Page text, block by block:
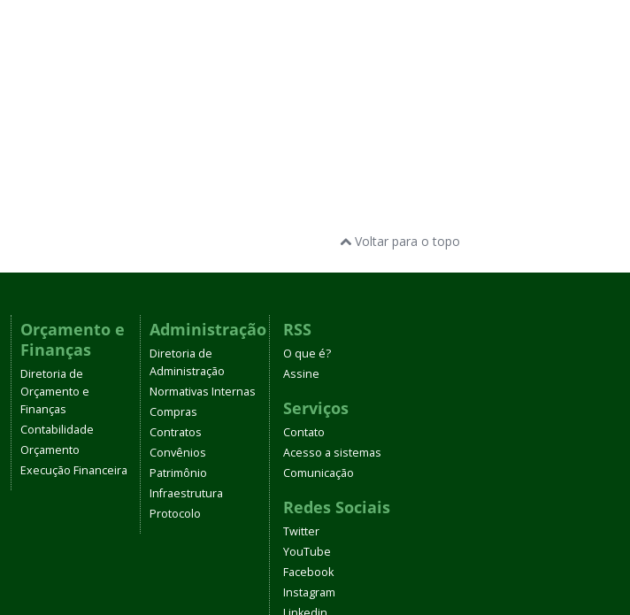
Voltar para o topo
Orçamento e
Finanças
Diretoria de
Orçamento e
Finanças
Contabilidade
Orçamento
Execução Financeira
Administração
Diretoria de
Administração
Normativas Internas
Compras
Contratos
Convênios
Patrimônio
Infraestrutura
Protocolo
RSS
O que é?
Assine
Serviços
Contato
Acesso a sistemas
Comunicação
Redes Sociais
Twitter
YouTube
Facebook
Instagram